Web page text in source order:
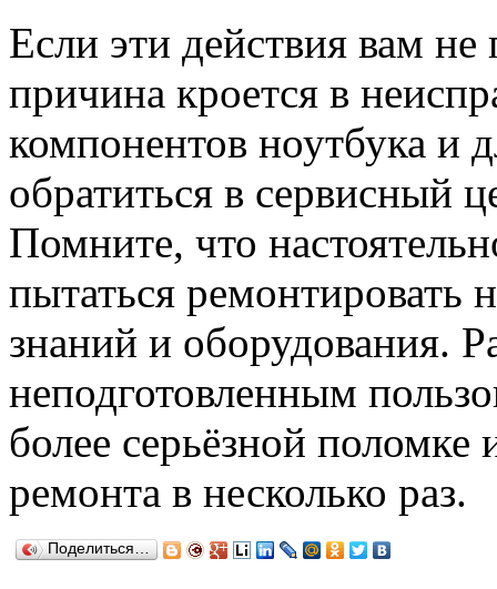
Если эти действия вам не
причина кроется в
компонентов ноутбука и
обратиться в сервисный
Помните, что
пытаться ремонтировать
знаний и оборудования.
неподготовленным
более серьёзной
ремонта в несколько раз.
Поделиться…